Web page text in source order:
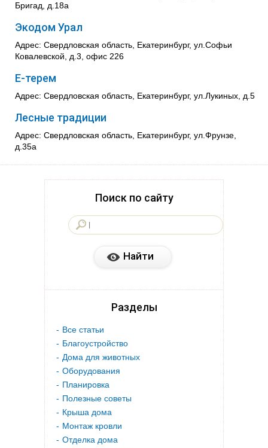
Бригад, д.18а
Экодом Урал
Адрес: Свердловская область, Екатеринбург, ул.Софьи
Ковалевской, д.3, офис 226
Е-терем
Адрес: Свердловская область, Екатеринбург, ул.Лукиных, д.5
Лесные традиции
Адрес: Свердловская область, Екатеринбург, ул.Фрунзе,
д.35а
Поиск по сайту
Разделы
Все статьи
Благоустройство
Дома для животных
Оборудования
Планировка
Полезные советы
Крыша дома
Монтаж кровли
Отделка дома